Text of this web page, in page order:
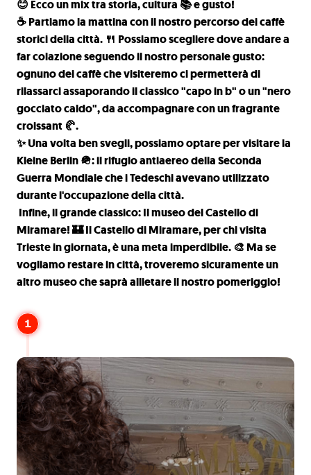
😊 Ecco un mix tra storia, cultura 📚 e gusto!
☕ Partiamo la mattina con il nostro percorso dei caffè
storici della città. 🍴 Possiamo scegliere dove andare a
far colazione seguendo il nostro personale gusto:
ognuno dei caffè che visiteremo ci permetterà di
rilassarci assaporando il classico "capo in b" o un "nero
gocciato caldo", da accompagnare con un fragrante
croissant 🥐.
✨ Una volta ben svegli, possiamo optare per visitare la
Kleine Berlin 🪖: il rifugio antiaereo della Seconda
Guerra Mondiale che i Tedeschi avevano utilizzato
durante l'occupazione della città.
Infine, il grande classico: Il museo del Castello di
Miramare! 🏰 Il Castello di Miramare, per chi visita
Trieste in giornata, è una meta imperdibile. 🎨 Ma se
vogliamo restare in città, troveremo sicuramente un
altro museo che saprà allietare il nostro pomeriggio!
1